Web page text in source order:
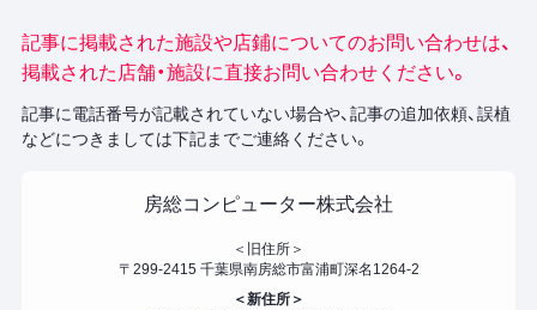
記事に掲載された施設や店鋪についてのお問い合わせは、
掲載された店舗・施設に直接お問い合わせください。
記事に電話番号が記載されていない場合や、記事の追加依頼、誤植
などにつきましては下記までご連絡ください。
房総コンピューター株式会社
＜旧住所＞
〒299-2415 千葉県南房総市富浦町深名1264-2
＜新住所＞